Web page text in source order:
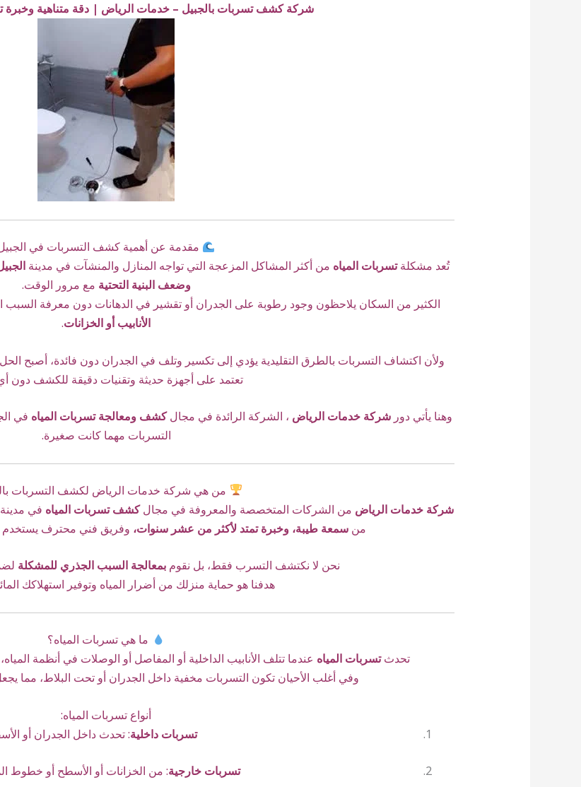
شركة كشف تسربات بالجبيل – خدمات الرياض | دقة متناهية وخبرة
مقدمة عن أهمية كشف التسربات في
تُعد مشكلةتسربات المياه من أكثر المشاكل المزعجة التي تواجه المنازل والمنشآت في مدينة
وضعف البنية التحتية مع مرور الوقت.
الكثير من السكان يلاحظون وجود رطوبة على الجدران أو تقشير في الدهانات دون معرفة السبب
الأنابيب أو الخزانات.
ولأن اكتشاف التسربات بالطرق التقليدية يؤدي إلى تكسير وتلف في الجدران دون فائدة، أصبح الحل
تعتمد على أجهزة حديثة وتقنيات دقيقة للكشف دون
وهنا يأتي دورشركة خدمات الرياض ، الشركة الرائدة في مجالكشف ومعالجة تسربات المياه في
التسربات مهما كانت صغيرة.
من هي شركة خدمات الرياض لكشف التسربات
شركة خدمات الرياض من الشركات المتخصصة والمعروفة في مجالكشف تسربات المياه في مدينة
من سمعة طيبة، وخبرة تمتد لأكثر من عشر سنوات، وفريق فني محترف يستخدم
نحن لا نكتشف التسرب فقط، بل نقومبمعالجة السبب الجذري للمشكلة
هدفنا هو حماية منزلك من أضرار المياه وتوفير استهلاكك
ما هي تسربات المياه؟
تحدثتسربات المياه عندما تتلف الأنابيب الداخلية أو المفاصل أو الوصلات في أنظمة
وفي أغلب الأحيان تكون التسربات مخفية داخل الجدران أو تحت البلاط، مما
أنواع تسربات المياه:
تسربات داخلية: تحدث داخل الجدران أو
تسربات خارجية: من الخزانات أو الأسطح أو خطوط